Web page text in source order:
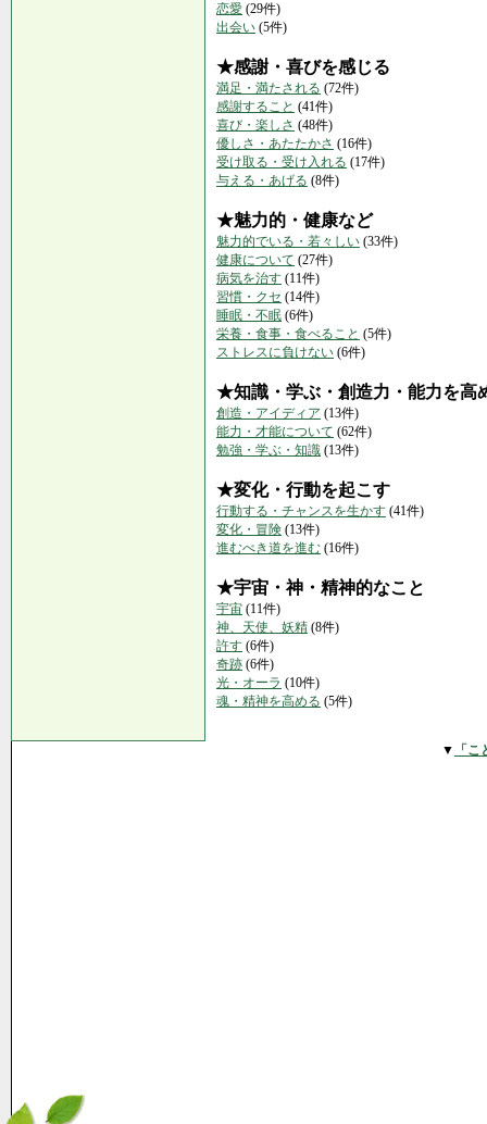
恋愛 (29件)
出会い (5件)
★感謝・喜びを感じる
満足・満たされる (72件)
感謝すること (41件)
喜び・楽しさ (48件)
優しさ・あたたかさ (16件)
受け取る・受け入れる (17件)
与える・あげる (8件)
★魅力的・健康など
魅力的でいる・若々しい (33件)
健康について (27件)
病気を治す (11件)
習慣・クセ (14件)
睡眠・不眠 (6件)
栄養・食事・食べること (5件)
ストレスに負けない (6件)
★知識・学ぶ・創造力・能力を高
創造・アイディア (13件)
能力・才能について (62件)
勉強・学ぶ・知識 (13件)
★変化・行動を起こす
行動する・チャンスを生かす (41件)
変化・冒険 (13件)
進むべき道を進む (16件)
★宇宙・神・精神的なこと
宇宙 (11件)
神、天使、妖精 (8件)
許す (6件)
奇跡 (6件)
光・オーラ (10件)
魂・精神を高める (5件)
▼ 「